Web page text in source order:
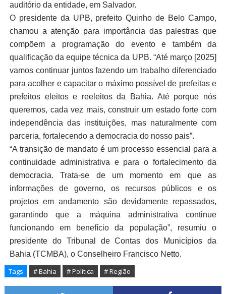
auditório da entidade, em Salvador.
O presidente da UPB, prefeito Quinho de Belo Campo,
chamou a atenção para importância das palestras que
compõem a programação do evento e também da
qualificação da equipe técnica da UPB. “Até março [2025]
vamos continuar juntos fazendo um trabalho diferenciado
para acolher e capacitar o máximo possível de prefeitas e
prefeitos eleitos e reeleitos da Bahia. Até porque nós
queremos, cada vez mais, construir um estado forte com
independência das instituições, mas naturalmente com
parceria, fortalecendo a democracia do nosso pais”.
“A transição de mandato é um processo essencial para a
continuidade administrativa e para o fortalecimento da
democracia. Trata-se de um momento em que as
informações de governo, os recursos públicos e os
projetos em andamento são devidamente repassados,
garantindo que a máquina administrativa continue
funcionando em benefício da população”, resumiu o
presidente do Tribunal de Contas dos Municípios da
Bahia (TCMBA), o Conselheiro Francisco Netto.
Tags # Bahia # Politica # Região